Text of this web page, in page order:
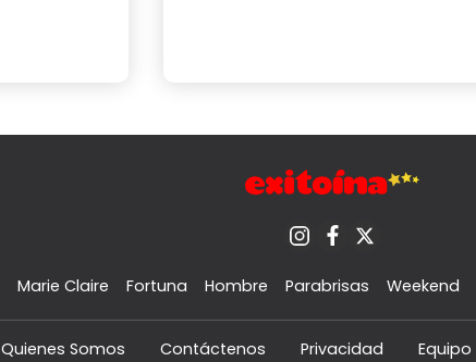
Marie Claire Fortuna Hombre Parabrisas Weekend
Quienes Somos Contáctenos Privacidad Equipo